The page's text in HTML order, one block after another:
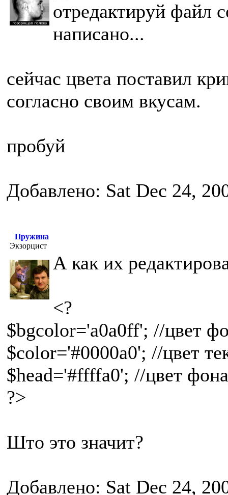
отредактируй файл
написано...
сейчас цвета поставил
согласно своим вкусам.
пробуй
Добавлено: Sat Dec 24,
Пружина
Экзорцист
А как их
<?
$bgcolor='a0a0ff'; //цвет
$color='#0000a0'; //цвет
$head='#ffffa0'; //цвет
?>
Што это значит?
Добавлено: Sat Dec 24,